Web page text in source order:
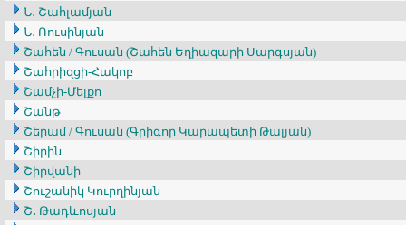
Ն․ Շահլամյան
Ն․ Ռուսինյան
Շահեն / Գուսան (Շահեն Եղիազարի Սարգսյան)
Շահրիզցի-Հակոբ
Շամչի-Մելքո
Շանթ
Շերամ / Գուսան (Գրիգոր Կարապետի Թալյան)
Շիրին
Շիրվանի
Շուշանիկ Կուրղինյան
Շ․ Թադևոսյան